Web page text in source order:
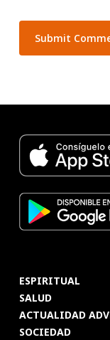
ESPIRITUAL
SALUD
ACTUALIDAD
SOCIEDAD